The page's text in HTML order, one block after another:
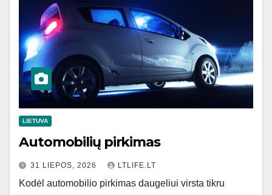
LIETUVA
Automobilių pirkimas
31 LIEPOS, 2026 LTLIFE.LT
Kodėl automobilio pirkimas daugeliui virsta tikru